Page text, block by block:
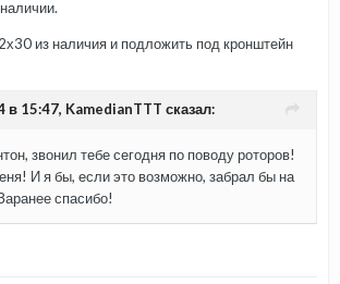
из наличия и подложить под кронштейн
в 15:47, KamedianTTT сказал:
звонил тебе сегодня по поводу роторов!
И я бы, если это возможно, забрал бы на
спасибо!